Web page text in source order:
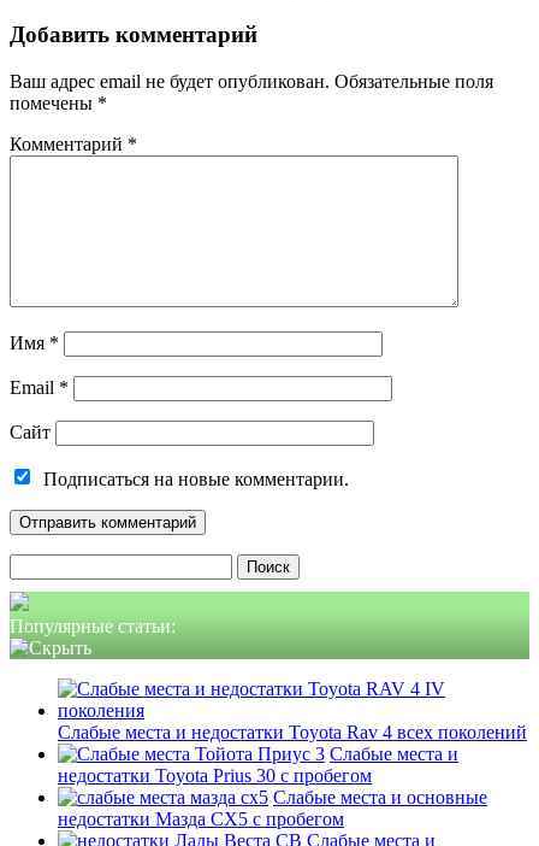
Добавить комментарий
Ваш адрес email не будет опубликован. Обязательные поля
помечены *
Комментарий *
Имя *
Email *
Сайт
Подписаться на новые комментарии.
Популярные статьи:
Слабые места и недостатки Toyota Rav 4 всех поколений
Слабые места и
недостатки Toyota Prius 30 с пробегом
Слабые места и основные
недостатки Мазда СХ5 с пробегом
Слабые места и